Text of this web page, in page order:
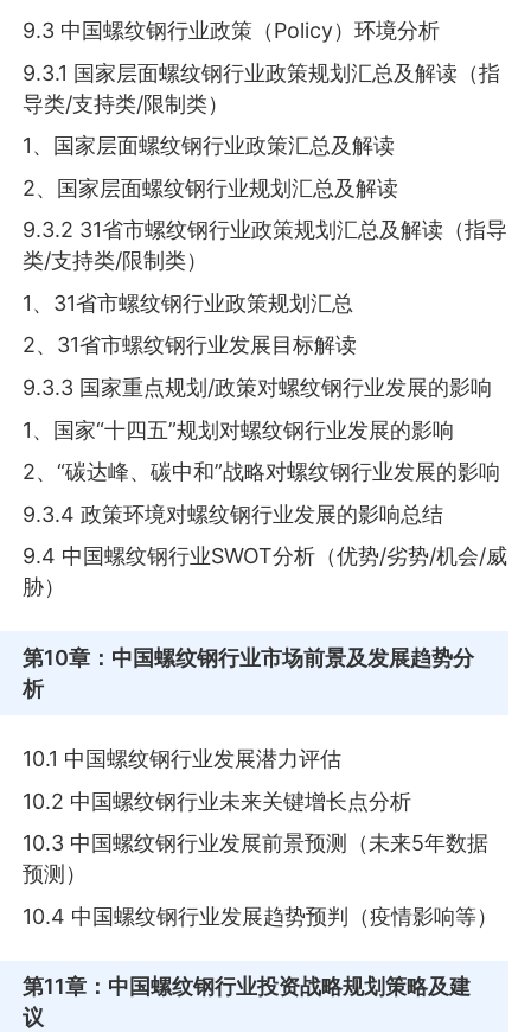
9.3 中国螺纹钢行业政策（Policy）环境分析
9.3.1 国家层面螺纹钢行业政策规划汇总及解读（指
导类/支持类/限制类）
1、国家层面螺纹钢行业政策汇总及解读
2、国家层面螺纹钢行业规划汇总及解读
9.3.2 31省市螺纹钢行业政策规划汇总及解读（指导
类/支持类/限制类）
1、31省市螺纹钢行业政策规划汇总
2、31省市螺纹钢行业发展目标解读
9.3.3 国家重点规划/政策对螺纹钢行业发展的影响
1、国家“十四五”规划对螺纹钢行业发展的影响
2、“碳达峰、碳中和”战略对螺纹钢行业发展的影响
9.3.4 政策环境对螺纹钢行业发展的影响总结
9.4 中国螺纹钢行业SWOT分析（优势/劣势/机会/威
胁）
第10章 ：中国螺纹钢行业市场前景及发展趋势分
析
10.1 中国螺纹钢行业发展潜力评估
10.2 中国螺纹钢行业未来关键增长点分析
10.3 中国螺纹钢行业发展前景预测（未来5年数据
预测）
10.4 中国螺纹钢行业发展趋势预判（疫情影响等）
第11章 ：中国螺纹钢行业投资战略规划策略及建
议